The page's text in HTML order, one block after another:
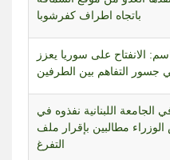
الانفتاح على سوريا يعزز
جسور التفاهم بين الطرفين
الجامعة اللبنانية نفذوه في
مطالبين بإقرار ملف
التفرغ